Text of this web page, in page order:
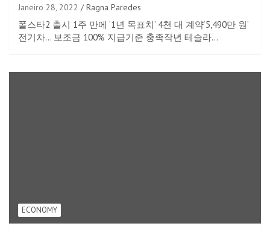
Janeiro 28, 2022 Ragna Paredes
폴스타2 출시 1주 만에 ‘1년 목표치’ 4천 대 계약‘5,490만 원’
전기차… 보조금 100% 지급기준 충족작년 테슬라…
ECONOMY